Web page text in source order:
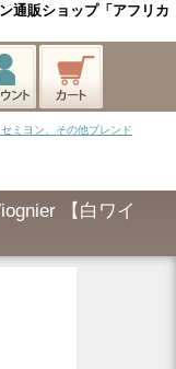
通販ショップ「アフリカ
ミヨン、その他ブレンド
【白ワイ